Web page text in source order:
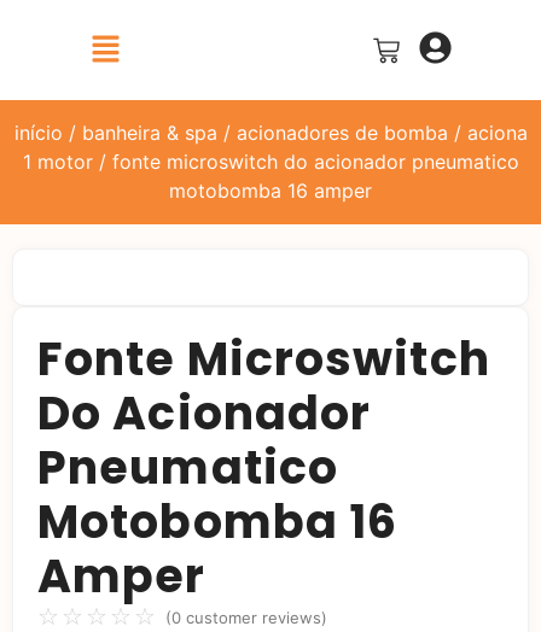
início / banheira & spa / acionadores de bomba / aciona
1 motor/ fonte microswitch do acionador pneumatico
motobomba 16 amper
Fonte Microswitch
Do Acionador
Pneumatico
Motobomba 16
Amper
☆ ☆ ☆ ☆ ☆ (0 customer reviews)